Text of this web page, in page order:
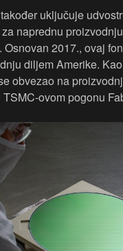
uključuje
naprednu
2017., ovaj
diljem Amerike.
obvezao na
ovom pogonu